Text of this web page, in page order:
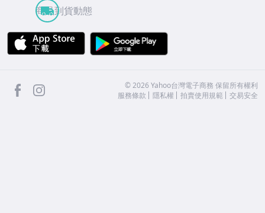
商品到貨動態
APP Store
facebook ©2026 Yahoo台灣電子商務 保留所有權利
服務條款
隱私權 拍賣使用規範 交易安全